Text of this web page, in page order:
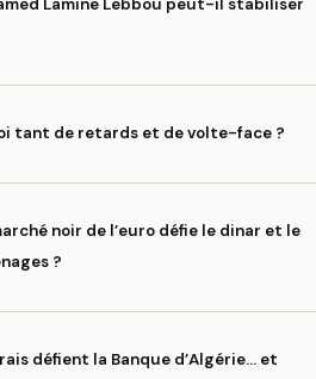
Lamine Lebbou peut-il stabiliser
tant de retards et de volte-face ?
noir de l’euro défie le dinar et le
?
défient la Banque d’Algérie… et